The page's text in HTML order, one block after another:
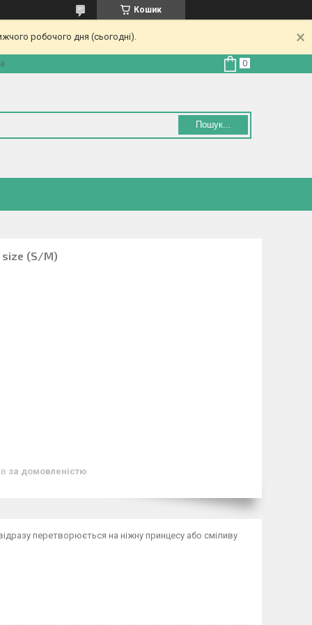
Кошик
робочого дня (сьогодні).
Пошук...
size (S/M)
за домовленістю
перетворюється на ніжну принцесу або сміливу